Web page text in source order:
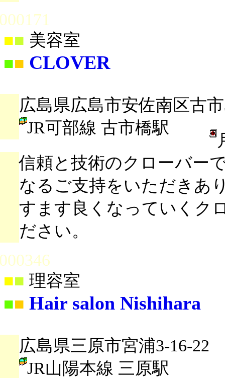
■ 美容室
■■ CLOVER
広島県広島市安佐南区古
JR可部線 古市橋駅
信頼と技術のクローバー
なるご支持をいただきあ
すます良くなっていくク
ださい。
■ 理容室
■■ Hair salon Nishihara
広島県三原市宮浦3-16-22
JR山陽本線 三原駅